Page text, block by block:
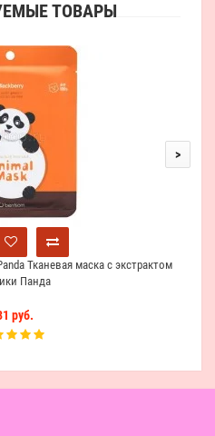
ТОВАРЫ
Тканевая маска с экстрактом
Панда
руб.
>